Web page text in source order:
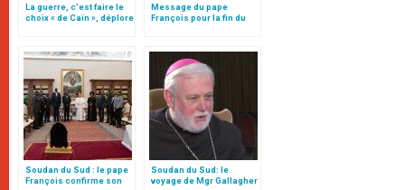
La guerre, c’est faire le
choix « de Caïn », déplore
Message du pape
François pour la fin du
Soudan du Sud : le pape
François confirme son
Soudan du Sud: le
voyage de Mgr Gallagher